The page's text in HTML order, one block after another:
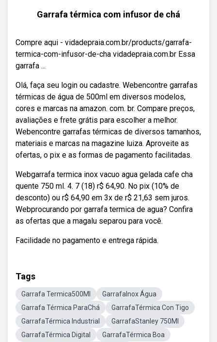
Garrafa térmica com infusor de chá
Compre aqui - vidadepraia.com.br/products/garrafa-
termica-com-infusor-de-cha vidadepraia.com.br Essa
garrafa ...
Olá, faça seu login ou cadastre. Webencontre garrafas
térmicas de água de 500ml em diversos modelos,
cores e marcas na amazon. com. br. Compare preços,
avaliações e frete grátis para escolher a melhor.
Webencontre garrafas térmicas de diversos tamanhos,
materiais e marcas na magazine luiza. Aproveite as
ofertas, o pix e as formas de pagamento facilitadas.
Webgarrafa termica inox vacuo agua gelada cafe cha
quente 750 ml. 4. 7 (18) r$ 64,90. No pix (10% de
desconto) ou r$ 64,90 em 3x de r$ 21,63 sem juros.
Webprocurando por garrafa termica de agua? Confira
as ofertas que a magalu separou para você.
Facilidade no pagamento e entrega rápida.
Tags
Garrafa Termica500Ml
GarrafaInox Água
Garrafa Térmica ParaChá
GarrafaTérmica Con Tigo
GarrafaTérmica Industrial
GarrafaStanley 750Ml
GarrafaTérmica Digital
GarrafaTérmica Boa